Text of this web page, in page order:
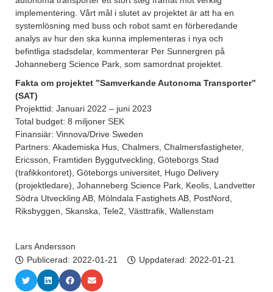
implementering. Vårt mål i slutet av projektet är att ha en
systemlösning med buss och robot samt en förberedande
analys av hur den ska kunna implementeras i nya och
befintliga stadsdelar, kommenterar Per Sunnergren på
Johanneberg Science Park, som samordnat projektet.
Fakta om projektet ”Samverkande Autonoma Transporter”
(SAT)
Projekttid: Januari 2022 – juni 2023
Total budget: 8 miljoner SEK
Finansiär: Vinnova/Drive Sweden
Partners: Akademiska Hus, Chalmers, Chalmersfastigheter,
Ericsson, Framtiden Byggutveckling, Göteborgs Stad
(trafikkontoret), Göteborgs universitet, Hugo Delivery
(projektledare), Johanneberg Science Park, Keolis, Landvetter
Södra Utveckling AB, Mölndala Fastighets AB, PostNord,
Riksbyggen, Skanska, Tele2, Västtrafik, Wallenstam
Lars Andersson
Publicerad: 2022-01-21 Uppdaterad: 2022-01-21